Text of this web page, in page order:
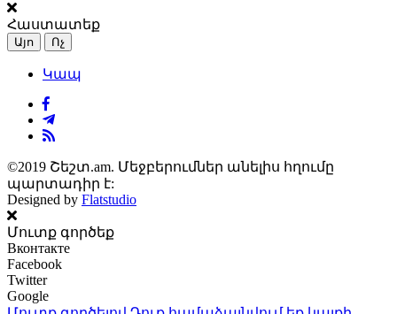
Հաստատեք
Այո Ոչ
Կապ
©2019 Շեշտ.am. Մեջբերումներ անելիս հղումը
պարտադիր է:
Designed by Flatstudio
Մուտք գործեք
Вконтакте
Facebook
Twitter
Google